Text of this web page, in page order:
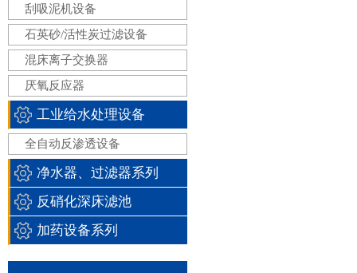
刮吸泥机设备
石英砂/活性炭过滤设备
混床离子交换器
厌氧反应器
工业给水处理设备
全自动反渗透设备
净水器、过滤器系列
反硝化深床滤池
加药设备系列